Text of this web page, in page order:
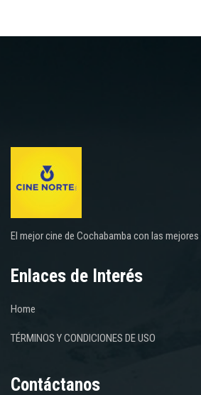
El mejor cine de Cochabamba con las
Enlaces de Interés
Home
TÉRMINOS Y CONDICIONES DE USO
Contáctanos